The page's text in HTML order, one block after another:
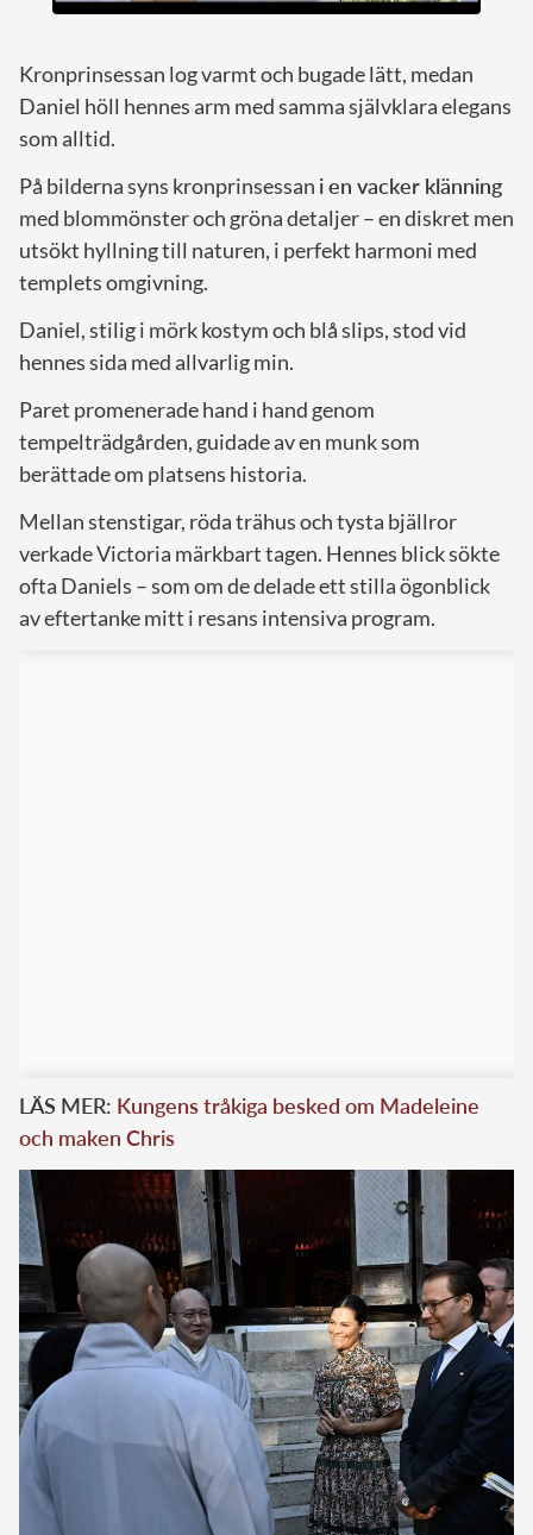
Kronprinsessan log varmt och bugade lätt, medan
Daniel höll hennes arm med samma självklara elegans
som alltid.
På bilderna syns kronprinsessan i en vacker klänning
med blommönster och gröna detaljer – en diskret men
utsökt hyllning till naturen, i perfekt harmoni med
templets omgivning.
Daniel, stilig i mörk kostym och blå slips, stod vid
hennes sida med allvarlig min.
Paret promenerade hand i hand genom
tempelträdgården, guidade av en munk som
berättade om platsens historia.
Mellan stenstigar, röda trähus och tysta bjällror
verkade Victoria märkbart tagen. Hennes blick sökte
ofta Daniels – som om de delade ett stilla ögonblick
av eftertanke mitt i resans intensiva program.
LÄS MER: Kungens tråkiga besked om Madeleine
och maken Chris